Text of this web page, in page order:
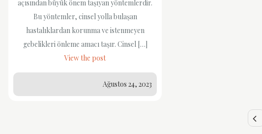
açısından büyük önem taşıyan yöntemlerdir.
Bu yöntemler, cinsel yolla bulaşan
hastalıklardan korunma ve istenmeyen
gebelikleri önleme amacı taşır. Cinsel […]
View the post
Ağustos 24, 2023